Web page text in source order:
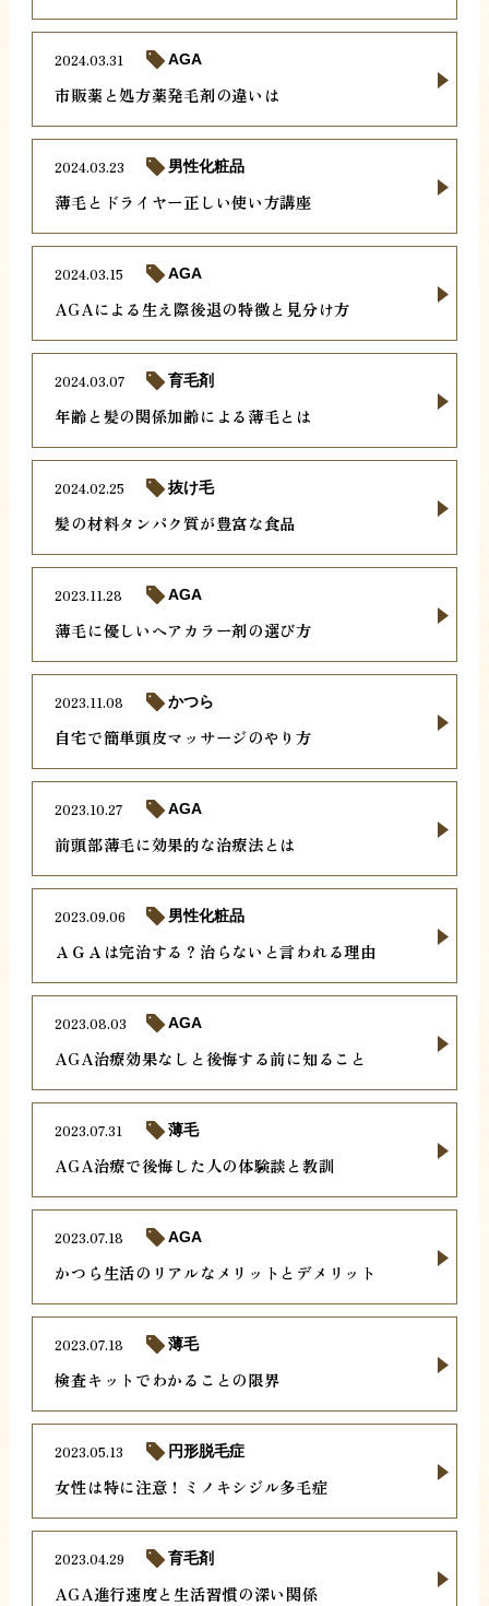
市販薬と処方薬発毛剤の違いは
2024.03.31 AGA
薄毛とドライヤー正しい使い方講座
2024.03.23 男性化粧品
AGAによる生え際後退の特徴と見分け方
2024.03.15 AGA
年齢と髪の関係加齢による薄毛とは
2024.03.07 育毛剤
髪の材料タンパク質が豊富な食品
2024.02.25 抜け毛
薄毛に優しいヘアカラー剤の選び方
2023.11.28 AGA
自宅で簡単頭皮マッサージのやり方
2023.11.08 かつら
前頭部薄毛に効果的な治療法とは
2023.10.27 AGA
ＡＧＡは完治する？治らないと言われる理由
2023.09.06 男性化粧品
AGA治療効果なしと後悔する前に知ること
2023.08.03 AGA
AGA治療で後悔した人の体験談と教訓
2023.07.31 薄毛
かつら生活のリアルなメリットとデメリット
2023.07.18 AGA
検査キットでわかることの限界
2023.07.18 薄毛
女性は特に注意！ミノキシジル多毛症
2023.05.13 円形脱毛症
AGA進行速度と生活習慣の深い関係
2023.04.29 育毛剤